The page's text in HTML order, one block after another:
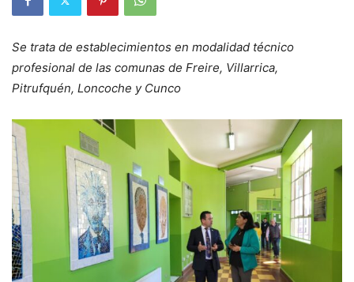
Se trata de establecimientos en modalidad técnico
profesional de las comunas de Freire, Villarrica,
Pitrufquén, Loncoche y Cunco